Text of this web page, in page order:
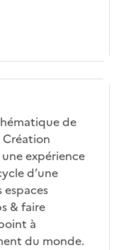
de
expérience
d’une
& faire
à
du monde.